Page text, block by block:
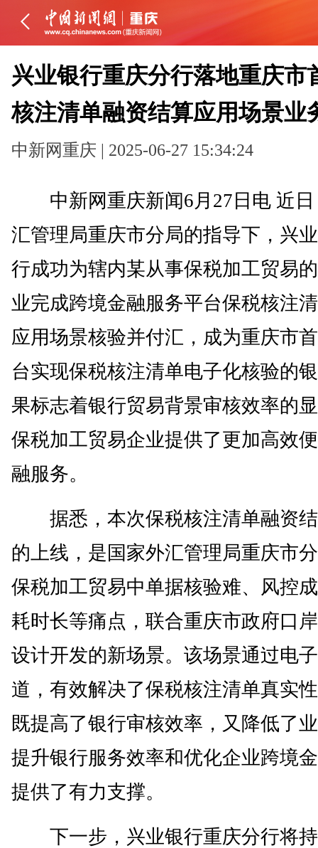
兴业银行重庆分行落地重庆市
核注清单融资结算应用场景业
中新网重庆 | 2025-06-27 15:34:24
中新网重庆新闻6月27日电 近日
汇管理局重庆市分局的指导下，兴
行成功为辖内某从事保税加工贸易
业完成跨境金融服务平台保税核注
应用场景核验并付汇，成为重庆市
台实现保税核注清单电子化核验的
果标志着银行贸易背景审核效率的
保税加工贸易企业提供了更加高效
融服务。
据悉，本次保税核注清单融资结
的上线，是国家外汇管理局重庆市
保税加工贸易中单据核验难、风控
耗时长等痛点，联合重庆市政府口
设计开发的新场景。该场景通过电
道，有效解决了保税核注清单真实
既提高了银行审核效率，又降低了
提升银行服务效率和优化企业跨境
提供了有力支撑。
下一步，兴业银行重庆分行将持